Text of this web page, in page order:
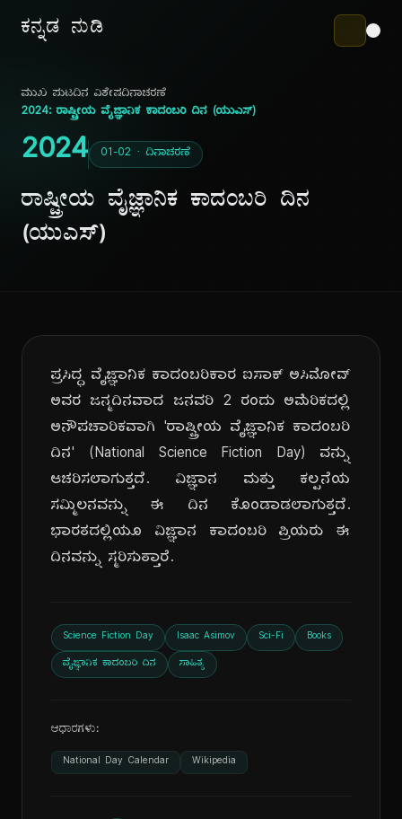
ಕನ್ನಡ ನುಡಿ
ಮುಖ ಪುಟದಿನ ವಿಶೇಷದಿನಾಚರಣೆ
2024: ರಾಷ್ಟ್ರೀಯ ವೈಜ್ಞಾನಿಕ ಕಾದಂಬರಿ ದಿನ (ಯುಎಸ್)
2024 01-02 · ದಿನಾಚರಣೆ
ರಾಷ್ಟ್ರೀಯ ವೈಜ್ಞಾನಿಕ ಕಾದಂಬರಿ ದಿನ
(ಯುಎಸ್)
ಪ್ರಸಿದ್ಧ ವೈಜ್ಞಾನಿಕ ಕಾದಂಬರಿಕಾರ ಐಸಾಕ್ ಅಸಿಮೋವ್
ಅವರ ಜನ್ಮದಿನವಾದ ಜನವರಿ 2 ರಂದು ಅಮೆರಿಕದಲ್ಲಿ
ಅನೌಪಚಾರಿಕವಾಗಿ 'ರಾಷ್ಟ್ರೀಯ ವೈಜ್ಞಾನಿಕ ಕಾದಂಬರಿ
ದಿನ' (National Science Fiction Day) ವನ್ನು
ಆಚರಿಸಲಾಗುತ್ತದೆ. ವಿಜ್ಞಾನ ಮತ್ತು ಕಲ್ಪನೆಯ
ಸಮ್ಮಿಲನವನ್ನು ಈ ದಿನ ಕೊಂಡಾಡಲಾಗುತ್ತದೆ.
ಭಾರತದಲ್ಲಿಯೂ ವಿಜ್ಞಾನ ಕಾದಂಬರಿ ಪ್ರಿಯರು ಈ
ದಿನವನ್ನು ಸ್ಮರಿಸುತ್ತಾರೆ.
Science Fiction Day Isaac Asimov Sci-Fi Books
ವೈಜ್ಞಾನಿಕ ಕಾದಂಬರಿ ದಿನ ಸಾಹಿತ್ಯ
ಆಧಾರಗಳು:
National Day Calendar Wikipedia